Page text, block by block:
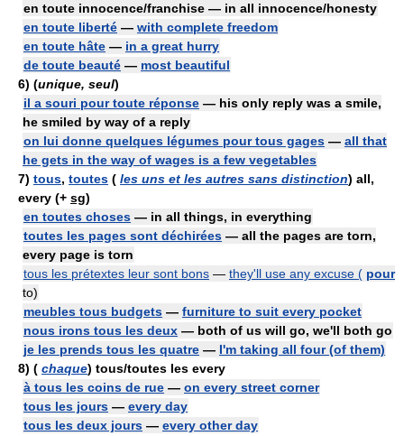
en toute innocence/franchise — in all innocence/honesty
en toute liberté — with complete freedom
en toute hâte — in a great hurry
de toute beauté — most beautiful
6) (unique, seul)
il a souri pour toute réponse — his only reply was a smile,
he smiled by way of a reply
on lui donne quelques légumes pour tous gages — all that
he gets in the way of wages is a few vegetables
7) tous, toutes ( les uns et les autres sans distinction) all,
every (+ sg)
en toutes choses — in all things, in everything
toutes les pages sont déchirées — all the pages are torn,
every page is torn
tous les prétextes leur sont bons — they'll use any excuse ( pour
to)
meubles tous budgets — furniture to suit every pocket
nous irons tous les deux — both of us will go, we'll both go
je les prends tous les quatre — I'm taking all four (of them)
8) ( chaque) tous/toutes les every
à tous les coins de rue — on every street corner
tous les jours — every day
tous les deux jours — every other day